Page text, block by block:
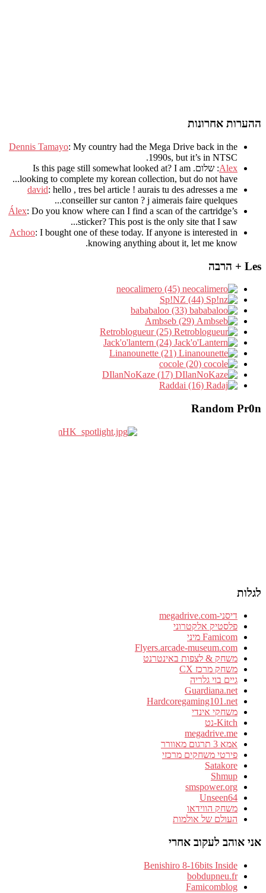
ההערות אחרונות
Dennis Tamayo: My country had the Mega Drive back in the
1990s, but it’s in NTSC
.
Alex: שלום. Is this page still somewhat looked at? I am
looking to complete my korean collection, but do not have..
.
david: hello , tres bel article ! aurais tu des adresses a me
conseiller sur canton ? j aimerais faire quelques..
.
Álex: Do you know where can I find a scan of the cartridge’s
sticker? This post is the only site that I saw...
Achoo: I bought one of these today. If anyone is interested in
knowing anything about it, let me know.
Les + הרבה
Random Pr0n
לגלות
דיסני-megadrive.com
פלסטיק אלקטרוני
Famicom מיני
Flyers.arcade-museum.com
משחק & לצפות באינטרנט
משחק מרכז CX
גיים בוי גלריה
Guardiana.net
Hardcoregaming101.net
משחקי אינדי
Kitch-נט
megadrive.me
אמא 3 תרגום מאוורר
פירטי משחקים מרכזי
Satakore
Shmup
smspower.org
Unseen64
משחק הווידאו
העולם של אולמות
אני אוהב לעקוב אחרי
Benishiro 8-16bits Inside
bobdupneu.fr
Famicomblog